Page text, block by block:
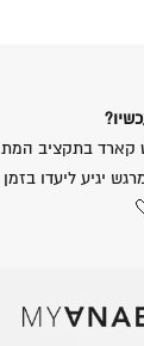
קארד בתקציב
יגיע ליעדו בזמן